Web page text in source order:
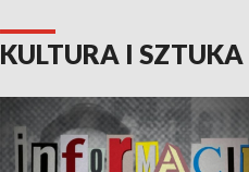
KULTURA I SZTUKA